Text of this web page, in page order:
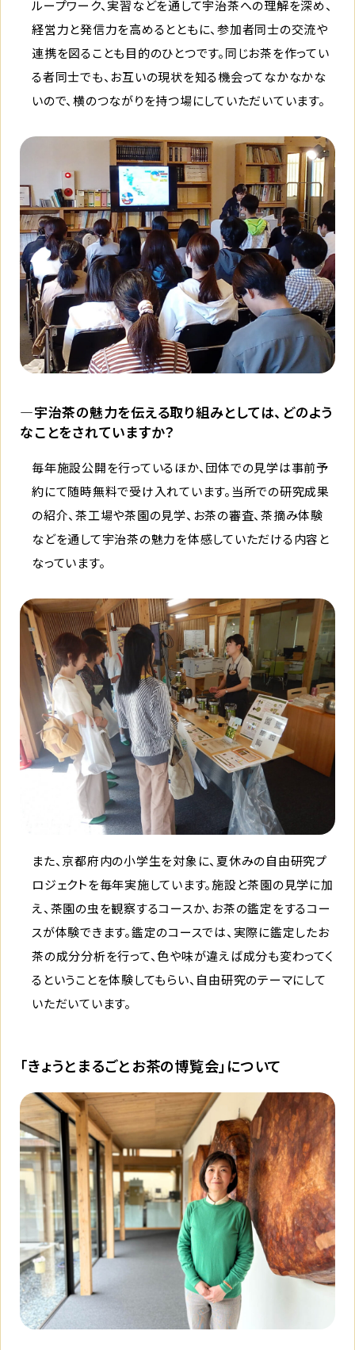
ループワーク、実習などを通して宇治茶への理解を深め、
経営力と発信力を高めるとともに、参加者同士の交流や
連携を図ることも目的のひとつです。同じお茶を作ってい
る者同士でも、お互いの現状を知る機会ってなかなかな
いので、横のつながりを持つ場にしていただいています。
―宇治茶の魅力を伝える取り組みとしては、どのよう
なことをされていますか？
毎年施設公開を行っているほか、団体での見学は事前予
約にて随時無料で受け入れています。当所での研究成果
の紹介、茶工場や茶園の見学、お茶の審査、茶摘み体験
などを通して宇治茶の魅力を体感していただける内容と
なっています。
また、京都府内の小学生を対象に、夏休みの自由研究プ
ロジェクトを毎年実施しています。施設と茶園の見学に加
え、茶園の虫を観察するコースか、お茶の鑑定をするコー
スが体験できます。鑑定のコースでは、実際に鑑定したお
茶の成分分析を行って、色や味が違えば成分も変わってく
るということを体験してもらい、自由研究のテーマにして
いただいています。
「きょうとまるごとお茶の博覧会」について